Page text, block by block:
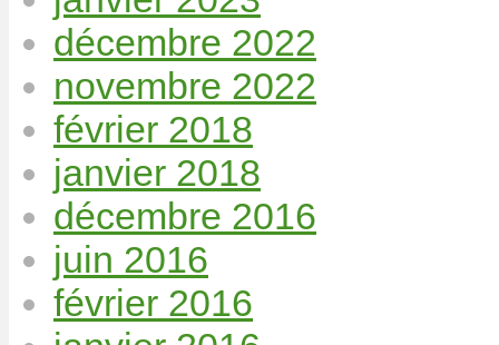
décembre 2022
novembre 2022
février 2018
janvier 2018
décembre 2016
juin 2016
février 2016